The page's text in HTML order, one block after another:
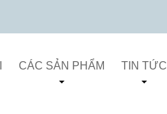
CÁC SẢN PHẨM TIN TỨC